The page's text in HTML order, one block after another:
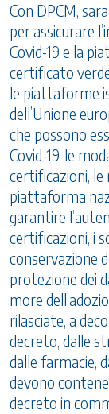
Con DPCM,
per assicurare
Covid-19 e la
certificato
le piattaforme
dell’Unione
che possono
Covid-19, le
certificazioni,
piattaforma
garantire
certificazioni, i
conservazione
protezione dei
more
rilasciate, a
decreto, dalle
dalle farmacie,
devono
decreto in